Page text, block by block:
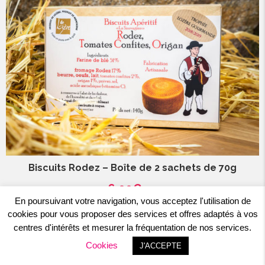
de
120g
Biscuits Rodez – Boîte de 2 sachets de 70g
6,00€
quantité
de
Biscuits
Lire la suite
Les biscuits apéritifs salés
En poursuivant votre navigation, vous acceptez l'utilisation de
cookies pour vous proposer des services et offres adaptés à vos
centres d'intérêts et mesurer la fréquentation de nos services.
Cookies
J'ACCEPTE